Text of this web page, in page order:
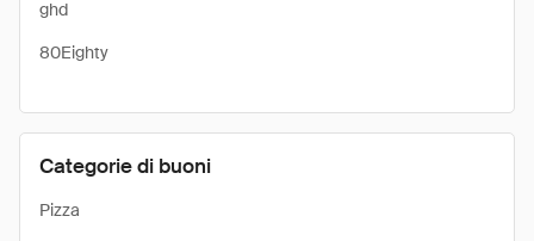
ghd
80Eighty
Categorie di buoni
Pizza